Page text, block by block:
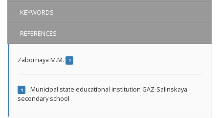
KEYWORDS
REFERENCES
Zabornaya M.M. 1
1
Municipal state educational institution GAZ-Salinskaya
secondary school